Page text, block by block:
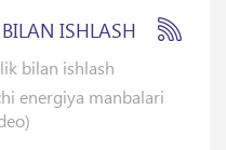
ISHLASH
bilan ishlash
energiya manbalari